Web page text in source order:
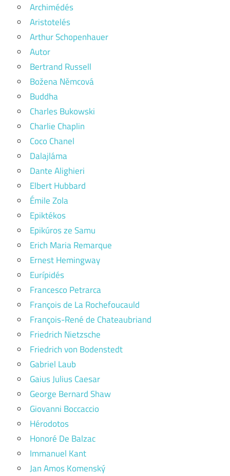
Archimédés
Aristotelés
Arthur Schopenhauer
Autor
Bertrand Russell
Božena Němcová
Buddha
Charles Bukowski
Charlie Chaplin
Coco Chanel
Dalajláma
Dante Alighieri
Elbert Hubbard
Émile Zola
Epiktékos
Epikúros ze Samu
Erich Maria Remarque
Ernest Hemingway
Eurípidés
Francesco Petrarca
François de La Rochefoucauld
François-René de Chateaubriand
Friedrich Nietzsche
Friedrich von Bodenstedt
Gabriel Laub
Gaius Julius Caesar
George Bernard Shaw
Giovanni Boccaccio
Hérodotos
Honoré De Balzac
Immanuel Kant
Jan Amos Komenský